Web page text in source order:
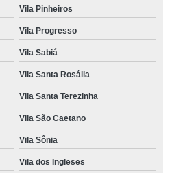
Vila Pinheiros
Vila Progresso
Vila Sabiá
Vila Santa Rosália
Vila Santa Terezinha
Vila São Caetano
Vila Sônia
Vila dos Ingleses